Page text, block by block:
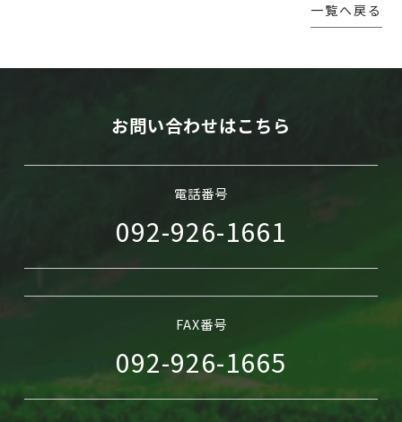
一覧へ戻る
お問い合わせはこちら
電話番号
092-926-1661
FAX番号
092-926-1665